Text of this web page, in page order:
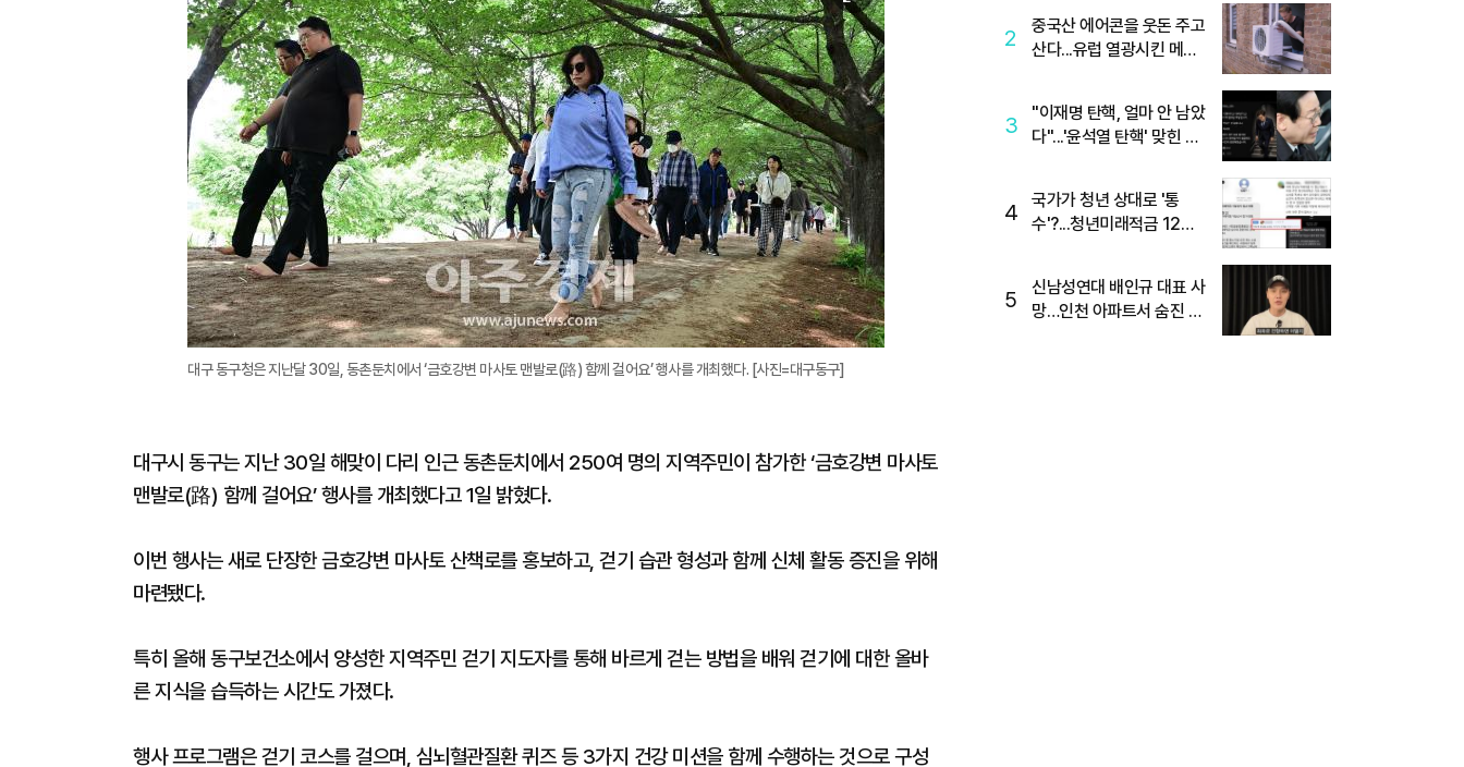
미
지
확
대
대구 동구청은 지난달 30일, 동촌둔치에서 ‘금호강변 마사토 맨발로(路) 함께 걸어요’ 행사를 개최했다. [사진=대구동구]
대구시 동구는 지난 30일 해맞이 다리 인근 동촌둔치에서 250여 명의 지역주민이 참가한 ‘금호강변 마사토
맨발로(路) 함께 걸어요’ 행사를 개최했다고 1일 밝혔다.
이번 행사는 새로 단장한 금호강변 마사토 산책로를 홍보하고, 걷기 습관 형성과 함께 신체 활동 증진을 위해
마련됐다.
특히 올해 동구보건소에서 양성한 지역주민 걷기 지도자를 통해 바르게 걷는 방법을 배워 걷기에 대한 올바
른 지식을 습득하는 시간도 가졌다.
행사 프로그램은 걷기 코스를 걸으며, 심뇌혈관질환 퀴즈 등 3가지 건강 미션을 함께 수행하는 것으로 구성
2
중국산 에어콘을 웃돈 주고
산다...유럽 열광시킨 메이
3
"이재명 탄핵, 얼마 안 남았
다"...'윤석열 탄핵' 맞힌 무
4
국가가 청년 상대로 '통
수'?...청년미래적금 12%
5
신남성연대 배인규 대표 사
망…인천 아파트서 숨진 채